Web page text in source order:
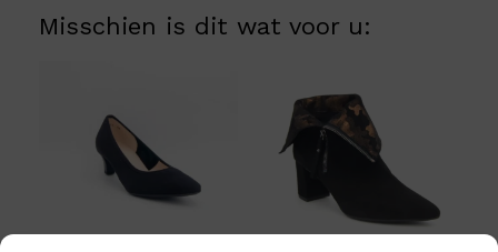
Misschien is dit wat voor u: